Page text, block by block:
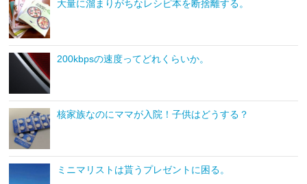
大量に溜まりがちなレシピ本を断捨離する。
200kbpsの速度ってどれくらいか。
核家族なのにママが入院！子供はどうする？
ミニマリストは貰うプレゼントに困る。